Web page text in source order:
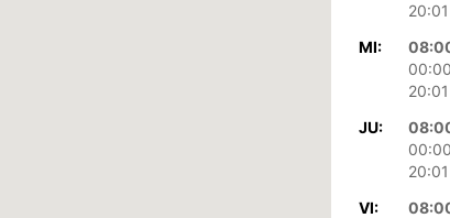
MI:
JU:
VI: